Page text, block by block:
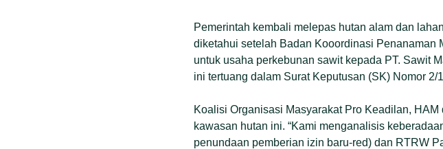
Pemerintah kembali melepas hutan alam dan
diketahui setelah Badan Kooordinasi Penanaman
untuk usaha perkebunan sawit kepada PT. Sawit
ini tertuang dalam Surat Keputusan (SK) Nomor
Koalisi Organisasi Masyarakat Pro Keadilan,
kawasan hutan ini. “Kami menganalisis
penundaan pemberian izin baru-red) dan RTRW